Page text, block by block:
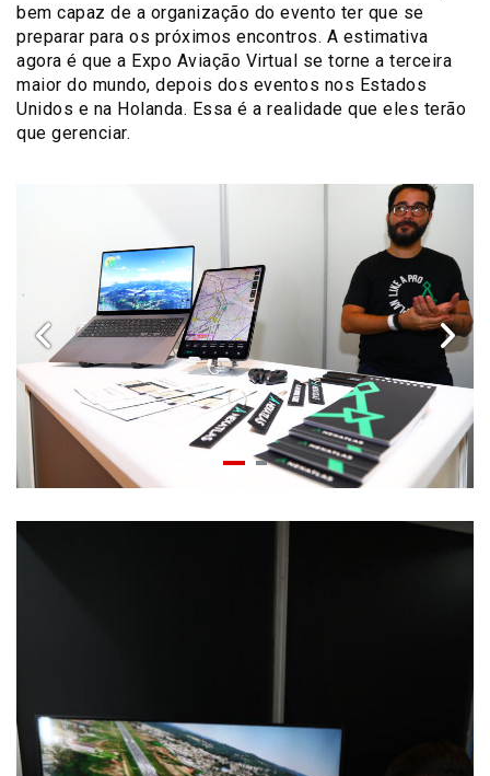
bem capaz de a organização do evento ter que se
preparar para os próximos encontros. A estimativa
agora é que a Expo Aviação Virtual se torne a terceira
maior do mundo, depois dos eventos nos Estados
Unidos e na Holanda. Essa é a realidade que eles terão
que gerenciar.